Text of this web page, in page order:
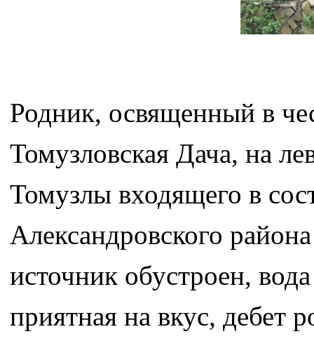
Родник, освященный в
Томузловская Дача, на
Томузлы входящего в
Александровского
источник обустроен,
приятная на вкус, дебет